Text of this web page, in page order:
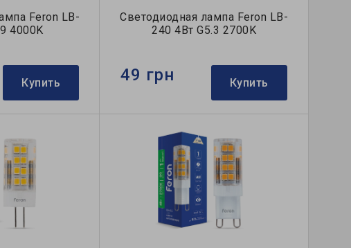
Feron LB-
4000K
Купить
Светодиодная лампа Feron LB-
240 4Вт G5.3 2700K
49 грн Купить